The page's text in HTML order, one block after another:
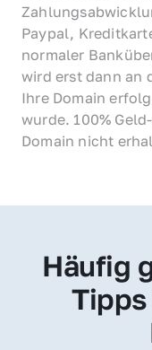
Paypal,
normaler
wird erst dann an
Ihre Domain
wurde. 100%
Domain nicht
Häufig